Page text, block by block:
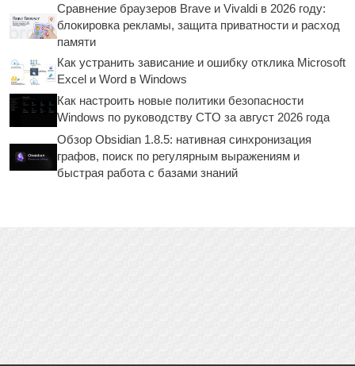
Сравнение браузеров Brave и Vivaldi в 2026 году:
блокировка рекламы, защита приватности и расход
памяти
Как устранить зависание и ошибку отклика Microsoft
Excel и Word в Windows
Как настроить новые политики безопасности
Windows по руководству CTO за август 2026 года
Обзор Obsidian 1.8.5: нативная синхронизация
графов, поиск по регулярным выражениям и
быстрая работа с базами знаний